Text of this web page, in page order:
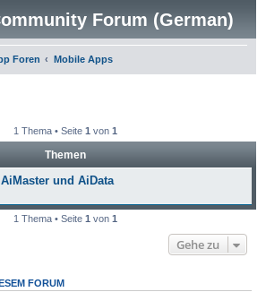
Forum (German)
Foren Mobile Apps
1 Thema • Seite 1 von 1
Themen
und AiData
1 Thema • Seite 1 von 1
Gehe zu
FORUM